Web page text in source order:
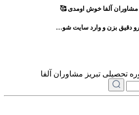
آلفا خوش اومدی 🥰
رو دقیق بزن و وارد سایت شو…